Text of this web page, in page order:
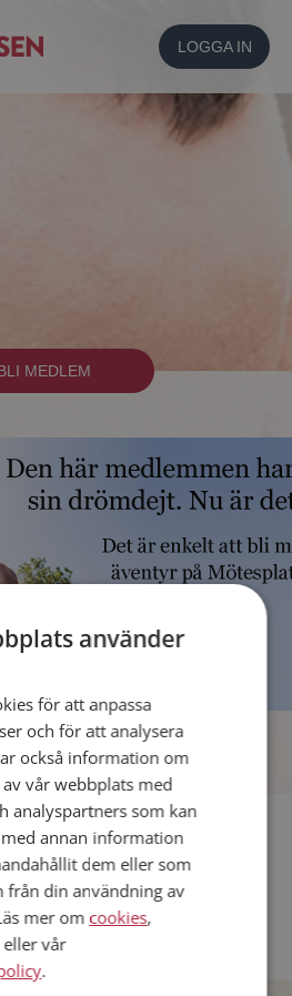
LOGGA IN
MEDLEM
använder
för att anpassa
och för att analysera
också information om
vår webbplats med
analyspartners som kan
annan information
dem eller som
från din användning av
mer om cookies,
eller vår
.